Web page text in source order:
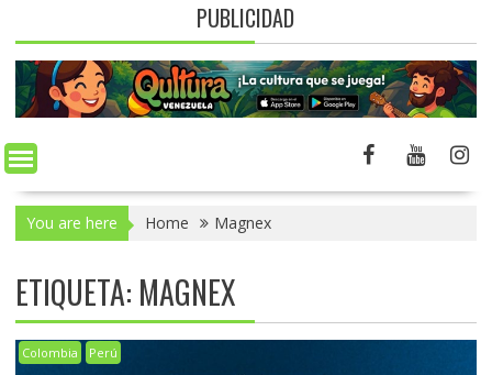
PUBLICIDAD
You are here Home Magnex
ETIQUETA: MAGNEX
Colombia Perú